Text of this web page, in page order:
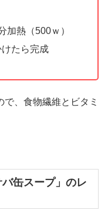
加熱（500ｗ）
たら完成
、食物繊維とビタミ
缶スープ」のレ